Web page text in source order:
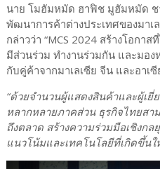
นาย โมฮัมหมัด ฮาฟิช มูฮัมหมัด
พัฒนาการค้าต่างประเทศของมาเ
กล่าวว่า “MCS 2024 สร้างโอกา
มีส่วนร่วม ทำงานร่วมกัน และมอง
กับคู่ค้าจากมาเลเซีย จีน และอาเ
“ด้วยจำนวนผู้แสดงสินค้าและผู้เ
หลากหลายภาคส่วน ธุรกิจไทยสา
ถึงตลาด สร้างความร่วมมือเชิงก
แนวโน้มและเทคโนโลยีที่เกิดขึ้นใ